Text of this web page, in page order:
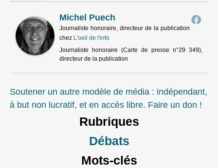
Michel Puech
Journaliste honoraire, directeur de la publication
chez L'oeil de l'info
Journaliste honoraire (Carte de presse n°29 349),
directeur de la publication
Soutener un autre modèle de média : indépendant,
à but non lucratif, et en accès libre. Faire un don !
Rubriques
Débats
Mots-clés